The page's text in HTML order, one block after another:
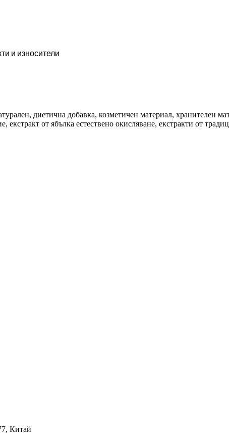
и износители
диетична добавка, козметичен материал, хранителен
екстракт от ябълка естествено окисляване, екстракти от
Китай